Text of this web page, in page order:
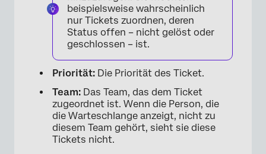
beispielsweise wahrscheinlich
nur Tickets zuordnen, deren
Status offen – nicht gelöst oder
geschlossen – ist.
Priorität: Die Priorität des Ticket.
Team: Das Team, das dem Ticket
zugeordnet ist. Wenn die Person, die
die Warteschlange anzeigt, nicht zu
diesem Team gehört, sieht sie diese
Tickets nicht.